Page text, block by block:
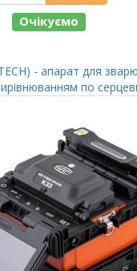
Очікуємо
- апарат для
по